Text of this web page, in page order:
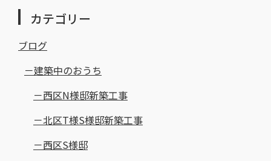
カテゴリー
ブログ
建築中のおうち
西区N様邸新築工事
北区T様S様邸新築工事
西区S様邸